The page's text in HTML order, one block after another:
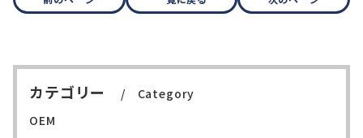
カテゴリー
Category
OEM